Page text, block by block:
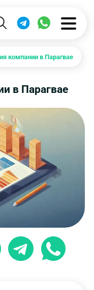
компании в Парагвае
в Парагвае